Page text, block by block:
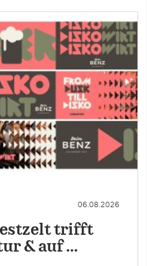
06.08.2026
trifft
& auf …